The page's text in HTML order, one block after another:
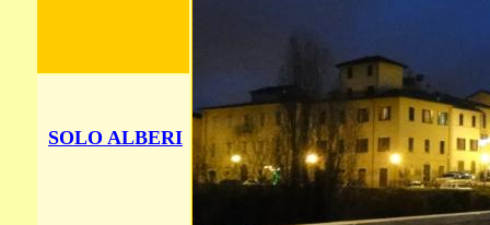
SOLO ALBERI